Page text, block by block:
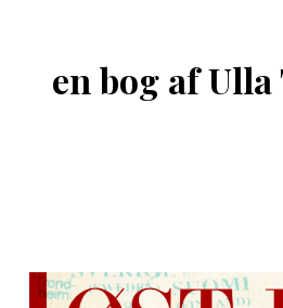
en bog af